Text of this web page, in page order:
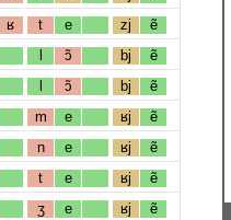
ʁ t e zj ẽ
l ɔ̃ bj ẽ
l ɔ̃ bj ẽ
m e ʁj ẽ
n e ʁj ẽ
t e ʁj ẽ
ʒ e ʁj ẽ